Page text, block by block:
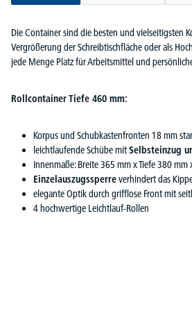
Die Container sind die besten und vielseitigsten
Vergrößerung der Schreibtischfläche oder als
jede Menge Platz für Arbeitsmittel und
Rollcontainer Tiefe 460 mm:
Korpus und Schubkastenfronten 18 mm
leichtlaufende Schübe mitSelbsteinzug
Innenmaße: Breite 365 mm x Tiefe 380 mm
Einzelauszugssperreverhindert das
elegante Optik durch grifflose Front mit
4 hochwertige Leichtlauf-Rollen